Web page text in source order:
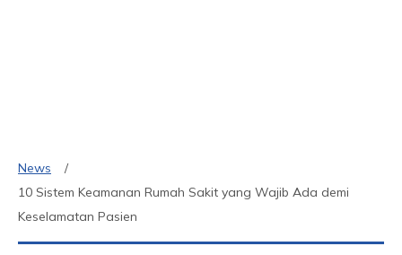
News
10 Sistem Keamanan Rumah Sakit yang Wajib Ada demi
Keselamatan Pasien